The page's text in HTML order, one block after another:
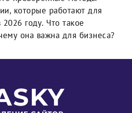
которые работают для
году. Что такое
она важна для бизнеса?